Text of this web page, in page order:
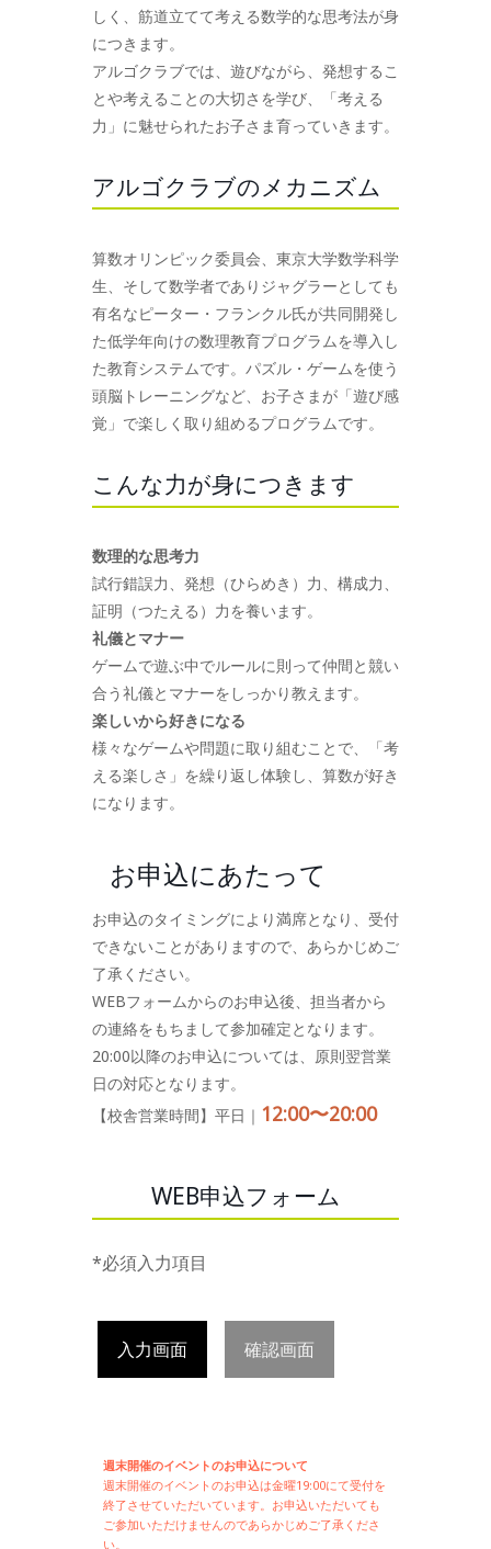
しく、筋道立てて考える数学的な思考法が身
につきます。
アルゴクラブでは、遊びながら、発想するこ
とや考えることの大切さを学び、「考える
力」に魅せられたお子さま育っていきます。
アルゴクラブのメカニズム
算数オリンピック委員会、東京大学数学科学
生、そして数学者でありジャグラーとしても
有名なピーター・フランクル氏が共同開発し
た低学年向けの数理教育プログラムを導入し
た教育システムです。パズル・ゲームを使う
頭脳トレーニングなど、お子さまが「遊び感
覚」で楽しく取り組めるプログラムです。
こんな力が身につきます
数理的な思考力
試行錯誤力、発想（ひらめき）力、構成力、
証明（つたえる）力を養います。
礼儀とマナー
ゲームで遊ぶ中でルールに則って仲間と競い
合う礼儀とマナーをしっかり教えます。
楽しいから好きになる
様々なゲームや問題に取り組むことで、「考
える楽しさ」を繰り返し体験し、算数が好き
になります。
お申込にあたって
お申込のタイミングにより満席となり、受付
できないことがありますので、あらかじめご
了承ください。
WEBフォームからのお申込後、担当者から
の連絡をもちまして参加確定となります。
20:00以降のお申込については、原則翌営業
日の対応となります。
【校舎営業時間】平日｜ 12:00〜20:00
WEB申込フォーム
*必須入力項目
入力画面 確認画面
週末開催のイベントのお申込について
週末開催のイベントのお申込は金曜19:00にて受付を
終了させていただいています。お申込いただいても
ご参加いただけませんのであらかじめご了承くださ
い。